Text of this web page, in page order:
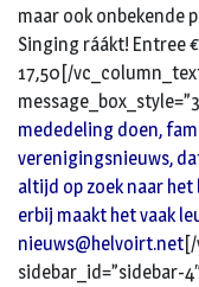
maar ook onbekende
Singing ráákt! Entree €
17,50[/
mededeling doen,
verenigingsnieuws,
altijd op zoek naar
erbij maakt het vaak
nieuws@helvoirt.net
sidebar_id=”sidebar-